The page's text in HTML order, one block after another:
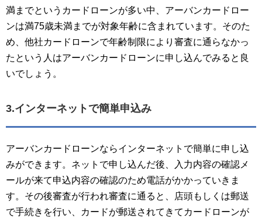
満までというカードローンが多い中、アーバンカードロー
ンは満75歳未満までが対象年齢に含まれています。そのた
め、他社カードローンで年齢制限により審査に通らなかっ
たという人はアーバンカードローンに申し込んでみると良
いでしょう。
3.インターネットで簡単申込み
アーバンカードローンならインターネットで簡単に申し込
みができます。ネットで申し込んだ後、入力内容の確認メ
ールが来て申込内容の確認のため電話がかかっていきま
す。その後審査が行われ審査に通ると、店頭もしくは郵送
で手続きを行い、カードが郵送されてきてカードローンが